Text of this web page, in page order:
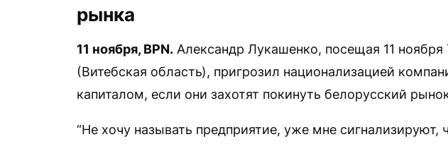
рынка
11 ноября, BPN. Александр Лукашенко, посещая 11
(Витебская область), пригрозил национализацией
капиталом, если они захотят покинуть белорусский
“Не хочу называть предприятие, уже мне сигнализируют,